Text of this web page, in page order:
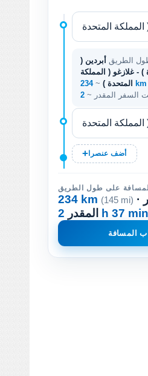
الطريق أبردين (
) - غلازغو ( المملكة
المتحدة ) ~ 234 km
السفر المقدر ~
أضف عنصرا
المسافة على طول الطريق
234 km (145 mi) · وقت السفر
المقدر 2 h 37 min
المسافة